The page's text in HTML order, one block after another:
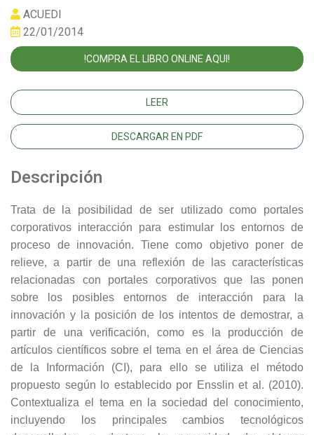
ACUEDI
22/01/2014
!COMPRA EL LIBRO ONLINE AQUI!
LEER
DESCARGAR EN PDF
Descripción
Trata de la posibilidad de ser utilizado como portales
corporativos interacción para estimular los entornos de
proceso de innovación. Tiene como objetivo poner de
relieve, a partir de una reflexión de las características
relacionadas con portales corporativos que las ponen
sobre los posibles entornos de interacción para la
innovación y la posición de los intentos de demostrar, a
partir de una verificación, como es la producción de
artículos científicos sobre el tema en el área de Ciencias
de la Información (CI), para ello se utiliza el método
propuesto según lo establecido por Ensslin et al. (2010).
Contextualiza el tema en la sociedad del conocimiento,
incluyendo los principales cambios tecnológicos